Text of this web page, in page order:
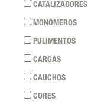
CATALIZADORES
MONÓMEROS
PULIMENTOS
CARGAS
CAUCHOS
CORES